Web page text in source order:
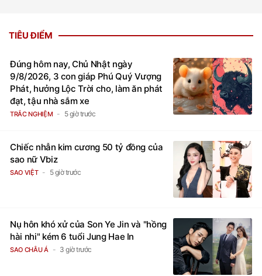
TIÊU ĐIỂM
Đúng hôm nay, Chủ Nhật ngày
9/8/2026, 3 con giáp Phú Quý Vượng
Phát, hưởng Lộc Trời cho, làm ăn phát
đạt, tậu nhà sắm xe
TRẮC NGHIỆM 5 giờ trước
Chiếc nhẫn kim cương 50 tỷ đồng của
sao nữ Vbiz
SAO VIỆT 5 giờ trước
Nụ hôn khó xử của Son Ye Jin và "hồng
hài nhi" kém 6 tuổi Jung Hae In
SAO CHÂU Á 3 giờ trước